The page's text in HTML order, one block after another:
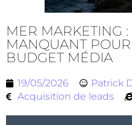
MER MARKETING
MANQUANT
BUDGET MÉDIA
19/05/2026 Patrick
Acquisition de leads